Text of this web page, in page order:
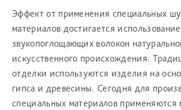
Эффект от применения специальных
материалов достигается
звукопоглощающих волокон
искусственного происхождения.
отделки используются изделия на
гипса и древесины. Сегодня для
специальных материалов применяются